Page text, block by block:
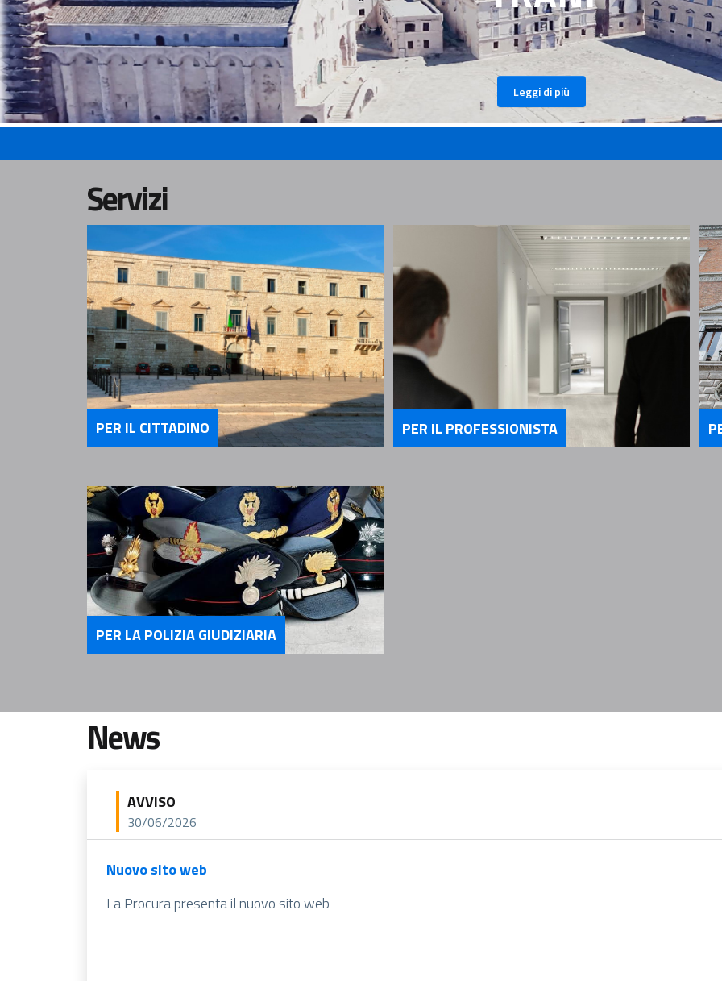
Leggi di più
Servizi
PER IL CITTADINO PER IL PROFESSIONISTA
PER LA POLIZIA GIUDIZIARIA
News
AVVISO
30/06/2026
Nuovo sito web
La Procura presenta il nuovo sito web